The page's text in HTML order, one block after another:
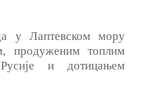
у Лаптевском мору
продуженим топлим
и дотицањем